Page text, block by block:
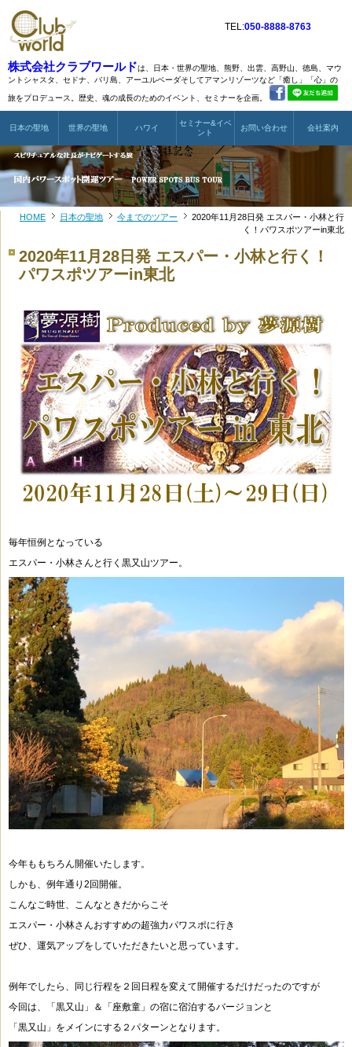
株式会社クラブワールドは、日本・世界の聖地、熊野、出雲、高野山、徳島、マウ
ントシャスタ、 セドナ、バリ島、アーユルベーダそしてアマンリゾーツなど 「癒し」「心」の
旅をプロデュース。歴史、魂の成長のためのイベント、セミナーを企画。
TEL:050-8888-8763
日本の聖地 世界の聖地 ハワイ
セミナー&イベ
ント
お問い合わせ 会社案内
HOME 日本の聖地 今までのツアー
2020年11月28日発 エスパー・小林と行
く！パワスポツアーin東北
2020年11月28日発 エスパー・小林と行く！
パワスポツアーin東北
毎年恒例となっている
エスパー・小林さんと行く黒又山ツアー。
今年ももちろん開催いたします。
しかも、例年通り2回開催。
こんなご時世、こんなときだからこそ
エスパー・小林さんおすすめの超強力パワスポに行き
ぜひ、運気アップをしていただきたいと思っています。
例年でしたら、同じ行程を２回日程を変えて開催するだけだったのですが
今回は、「黒又山」＆「座敷童」の宿に宿泊するバージョンと
「黒又山」をメインにする２パターンとなります。